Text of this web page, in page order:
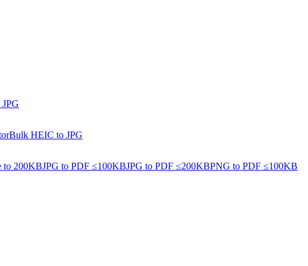
Bulk HEIC to JPG
to 200KBJPG to PDF ≤100KBJPG to PDF ≤200KBPNG to PDF ≤100KB